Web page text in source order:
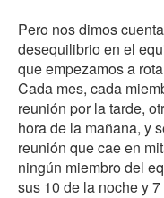
Pero nos dimos
desequilibrio en el
que empezamos a
Cada mes, cada
reunión por la tarde,
hora de la mañana, y
reunión que cae en
ningún miembro del
sus 10 de la noche y